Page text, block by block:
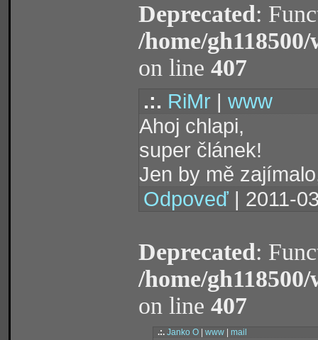
Deprecated:
/home/
on line 407
.:. RiMr | www
Ahoj chlapi,
super článek!
Jen by mě
Odpoveď | 2011-
Deprecated:
/home/
on line 407
.:. Janko O www mail